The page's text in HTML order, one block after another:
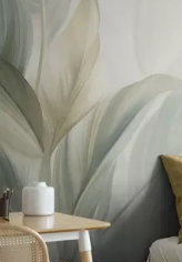
Premium
56 .67 €/m²
Premium vinil
66 40 .00 /m²
Peel and Stick